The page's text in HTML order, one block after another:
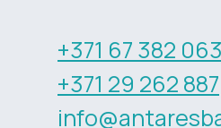
+371 67 382 063
+371 29 262 887